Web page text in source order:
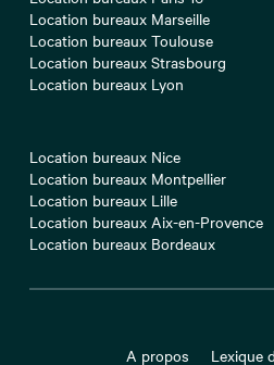
Location bureaux Marseille
Location bureaux Toulouse
Location bureaux Strasbourg
Location bureaux Lyon
Location bureaux Nice
Location bureaux Montpellier
Location bureaux Lille
Location bureaux Aix-en-Provence
Location bureaux Bordeaux
A propos Lexique